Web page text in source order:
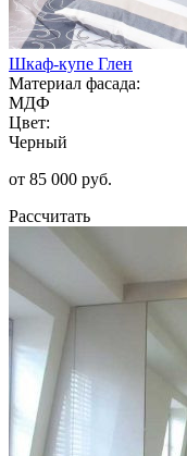
Шкаф-купе Глен
Материал фасада:
МДФ
Цвет:
Черный
от 85 000 руб.
Рассчитать